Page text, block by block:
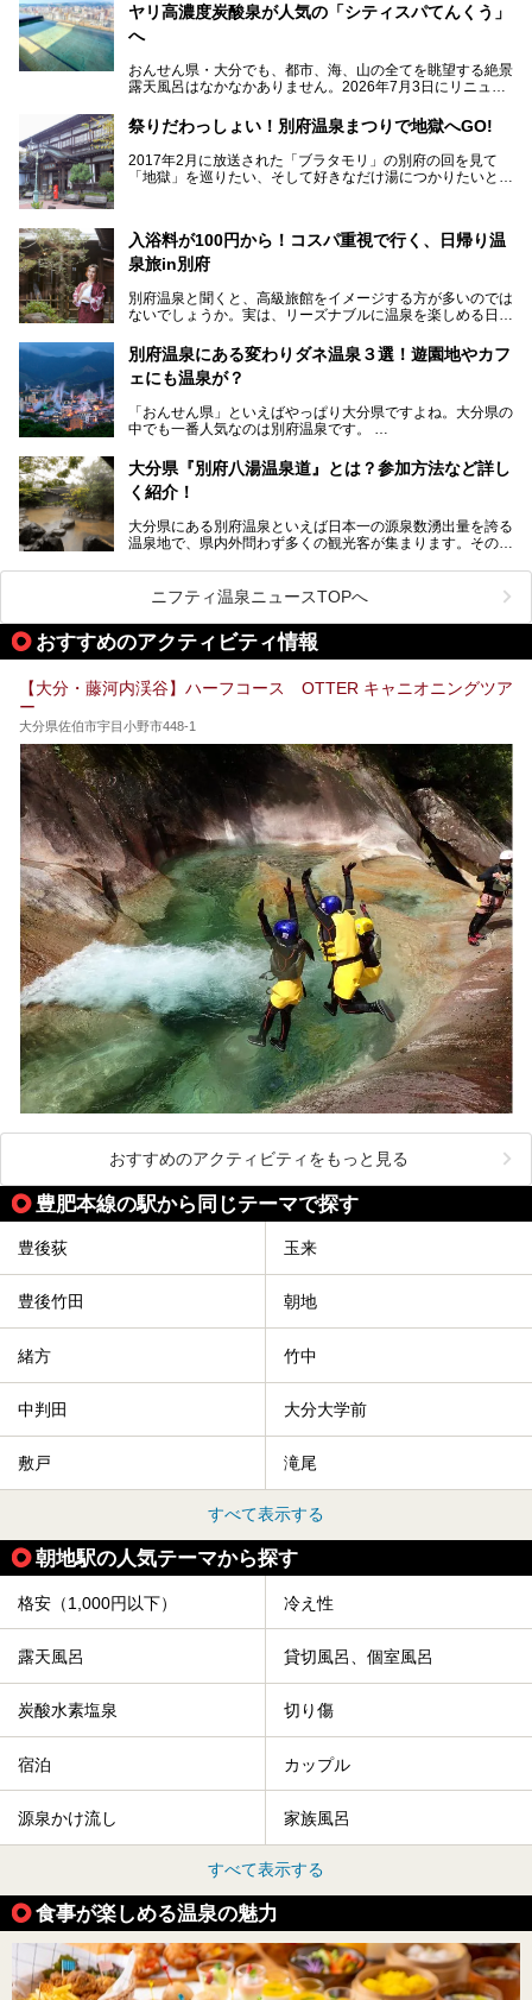
ヤリ高濃度炭酸泉が人気の「シティスパてんくう」
へ
おんせん県・大分でも、都市、海、山の全てを眺望する絶景
露天風呂はなかなかありません。2026年7月3日にリニュー
てんくう(CITY SPA てんくう)」は、なんとJR大分駅直結と
いう利便性の高さ！
地上80mという圧倒的な開放感が魅力。温泉、ロウリュサウ
ナ、そしてひんやりとした約27度の高濃度炭酸泉で交互浴
併設の「JR九州ホテル ブラッサム大分」に泊まって、この
「シティスパてんくう」をたっぷり満喫してきたのでレポー
ルダウンできるスイーツ情報と併せてお楽しみください！
提供元：大分県【PR】
この記事は大分県のPR記事です。
祭りだわっしょい！別府温泉まつりで地獄へGO!
2017年2月に放送された「ブラタモリ」の別府の回を見て
「地獄」を巡りたい、そして好きなだけ湯につかりたいと切
まつり」が開催されます。その期間は嬉しいことに100以上
の共同浴場がなんと無料開放されるんです！普段から入浴料
が100円と安いのに、いいんですかタダにしちゃって!?
しかも4/2には「東京ディズニーリゾートスペシャルパレー
ド」も行われます。つまり別府に行けば「地獄」も「ミッキ
ーマウス」も拝める稀有なイベントですよ、これは行くしか
ない！
源泉数、湧出量ともに日本一の温泉県とも言われる大分県。
な市営温泉をまとめました。
Let’s go to Hell !
入浴料が100円から！コスパ重視で行く、日帰り温
泉旅in別府
別府温泉と聞くと、高級旅館をイメージする方が多いのでは
ないでしょうか。実は、リーズナブルに温泉を楽しめる日帰
で楽しめる「大分県の別府温泉」に注目してみました。
ニフティ温泉がオススメする温泉施設を紹介しちゃいます！
別府温泉にある変わりダネ温泉３選！遊園地やカフ
ェにも温泉が？
「おんせん県」といえばやっぱり大分県ですよね。大分県の
中でも一番人気なのは別府温泉です。
中いても飽きません。
普通に温泉に浸かる以外にも、別府地獄巡りや砂湯などは有
名ですよね。
別府温泉は共同湯も多く、家庭やマンションにも温泉を引い
ている所もあります。
あるんです。
これを読んで別府温泉巡りの参考になればと思います。
大分県『別府八湯温泉道』とは？参加方法など詳し
く紹介！
大分県にある別府温泉といえば日本一の源泉数湧出量を誇る
温泉地で、県内外問わず多くの観光客が集まります。その別
八湯温泉道とは別府八湯を巡る体験型イベントで、施設を回
って88ヶ所のスタンプを集めて温泉名人の認定を目指すと
いうものです。
別府には朝早くから夜遅くまでやっている地元に根付いた銭
湯や、日帰りのみの大きな施設など様々な形態の温泉があり
人を目指してみてはいかがでしょうか？
ニフティ温泉ニュースTOPへ
おすすめのアクティビティ情報
【大分・藤河内渓谷】ハーフコース OTTER キャニオニングツア
ー
大分県佐伯市宇目小野市448-1
おすすめのアクティビティをもっと見る
豊肥本線の駅から同じテーマで探す
豊後荻 玉来
豊後竹田 朝地
緒方 竹中
中判田 大分大学前
敷戸 滝尾
すべて表示する
朝地駅の人気テーマから探す
格安（1,000円以下） 冷え性
露天風呂 貸切風呂、個室風呂
炭酸水素塩泉 切り傷
宿泊 カップル
源泉かけ流し 家族風呂
すべて表示する
食事が楽しめる温泉の魅力